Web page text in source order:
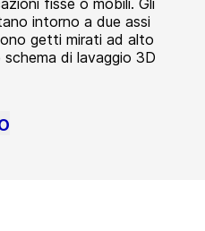
fisse o mobili. Gli
intorno a due assi
getti mirati ad alto
di lavaggio 3D